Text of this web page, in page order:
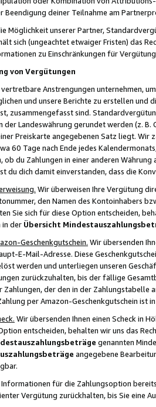
Beendigung deiner Teilnahme am
Möglichkeit unserer Partner,
sich (ungeachtet etwaiger Fristen) das
zu Einschränkungen für
von Vergütungen
Anstrengungen unternehmen,
und unsere Berichte zu erstellen und
zusammengefasst sind.
der Landeswährung gerundet werden (z.
Preiskarte angegebenen Satz liegt.
60 Tage nach Ende jedes
ob du Zahlungen in einer anderen
du dich damit einverstanden, dass die
Wir überweisen Ihre Vergütung
den Namen des Kontoinhabers
Sie sich für diese Option entscheiden,
in der Übersicht
Geschenkgutschein. Wir übersenden
E-Mail-Adresse. Diese
werden und unterliegen unseren
zurückzuhalten, bis der fällige
Zahlungen, der den in der
per Amazon-Geschenkgutschein ist
Wir übersenden Ihnen einen Scheck in
entscheiden, behalten wir uns das
genannten
angegebene
für die Zahlungsoption
Vergütung zurückhalten, bis Sie